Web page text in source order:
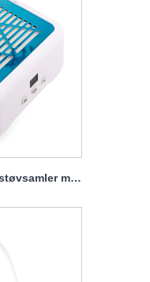
30w genopladelig sømstøvsamler med filter 30w